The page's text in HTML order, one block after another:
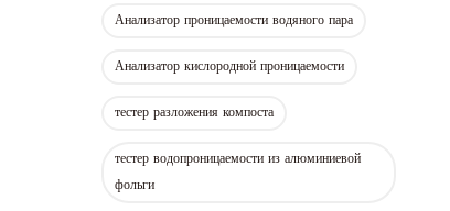
Анализатор проницаемости водяного пара
Анализатор кислородной проницаемости
тестер разложения компоста
тестер водопроницаемости из алюминиевой
фольги